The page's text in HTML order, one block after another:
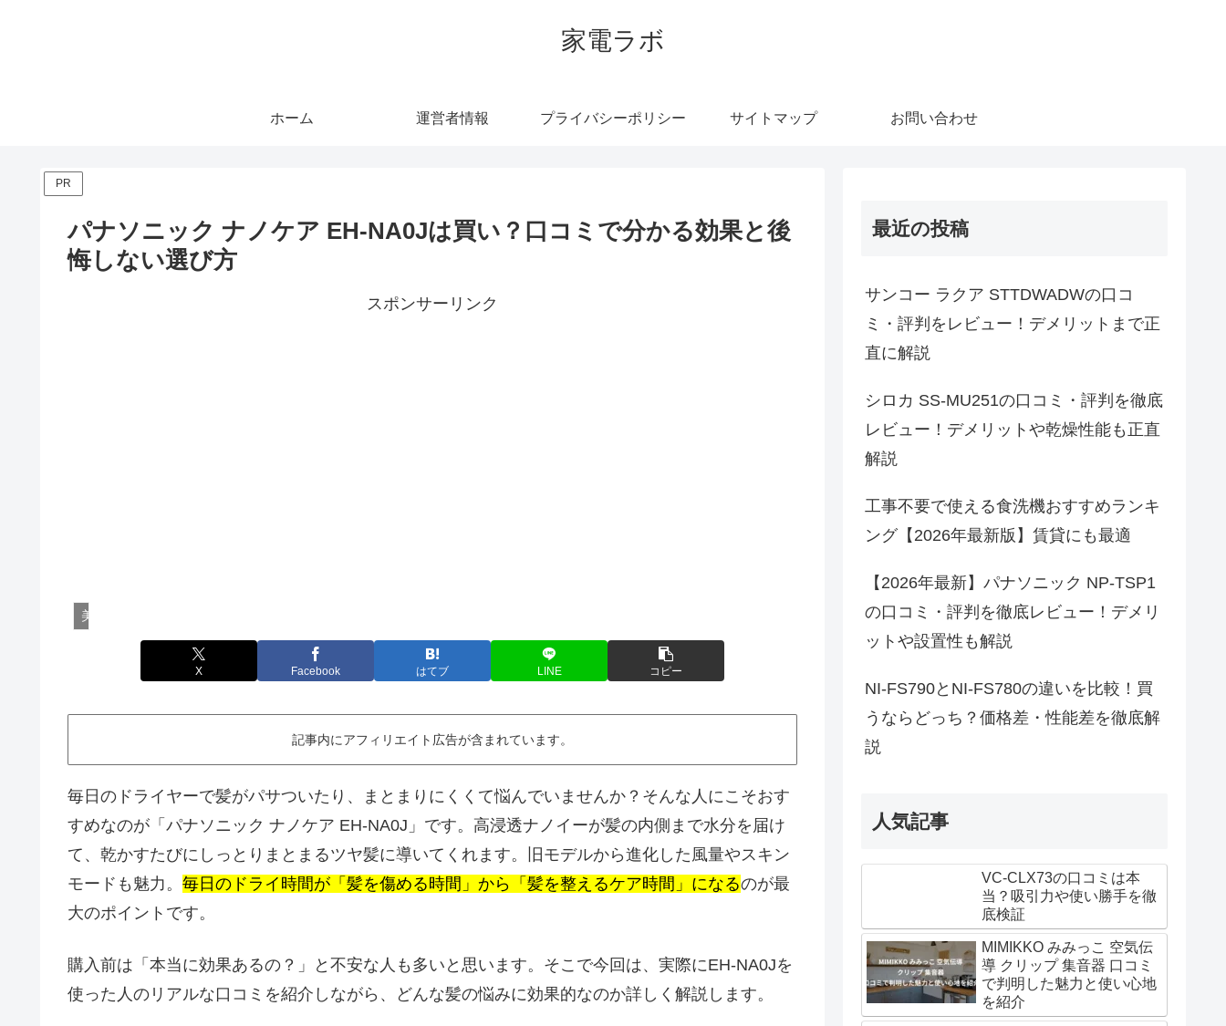
家電ラボ
ホーム 運営者情報 プライバシーポリシー サイトマップ お問い合わせ
PR
パナソニック ナノケア EH-NA0Jは買い？口コミで分かる効果と後
悔しない選び方
スポンサーリンク
美容・健康家電
X Facebook はてブ LINE コピー
記事内にアフィリエイト広告が含まれています。
毎日のドライヤーで髪がパサついたり、まとまりにくくて悩んでいませんか？そんな人にこそおす
すめなのが「パナソニック ナノケア EH-NA0J」です。高浸透ナノイーが髪の内側まで水分を届け
て、乾かすたびにしっとりまとまるツヤ髪に導いてくれます。旧モデルから進化した風量やスキン
モードも魅力。 毎日のドライ時間が「髪を傷める時間」から「髪を整えるケア時間」になるのが最
大のポイントです。
購入前は「本当に効果あるの？」と不安な人も多いと思います。そこで今回は、実際にEH-NA0Jを
使った人のリアルな口コミを紹介しながら、どんな髪の悩みに効果的なのか詳しく解説します。
最近の投稿
サンコー ラクア STTDWADWの口コ
ミ・評判をレビュー！デメリットまで正
直に解説
シロカ SS-MU251の口コミ・評判を徹底
レビュー！デメリットや乾燥性能も正直
解説
工事不要で使える食洗機おすすめランキ
ング【2026年最新版】賃貸にも最適
【2026年最新】パナソニック NP-TSP1
の口コミ・評判を徹底レビュー！デメリ
ットや設置性も解説
NI-FS790とNI-FS780の違いを比較！買
うならどっち？価格差・性能差を徹底解
説
人気記事
VC-CLX73の口コミは本
当？吸引力や使い勝手を徹
底検証
MIMIKKO みみっこ 空気伝
導 クリップ 集音器 口コミ
で判明した魅力と使い心地
を紹介